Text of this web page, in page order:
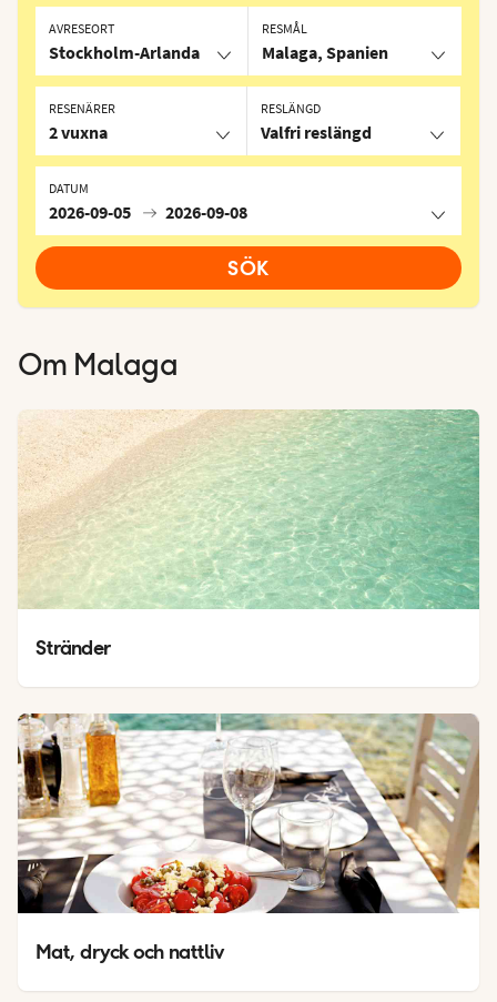
AVRESEORT
Stockholm-Arlanda
RESMÅL
Malaga, Spanien
RESLÄNGD
Valfri reslängd
DATUM
2026-09-05 2026-09-08
RESENÄRER
2 vuxna
SÖK
Om Malaga
Stränder
Mat, dryck och nattliv